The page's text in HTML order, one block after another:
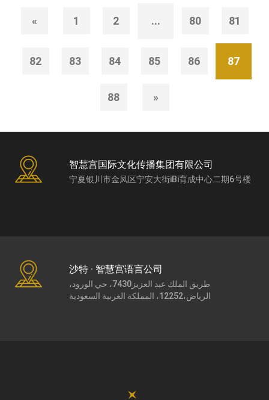
« 1 2 ... 80 81
82 83 84 85 86 87
88 »
智慧宫国际文化传播集团有限公司
宁夏银川市金凤区宁安大街iBi育成中心二期6号楼
沙特 · 智慧宫语言公司
طريق الملك عبد العزيز7430، حي الورود،
الرياض،12252، المملكة العربية السعودية